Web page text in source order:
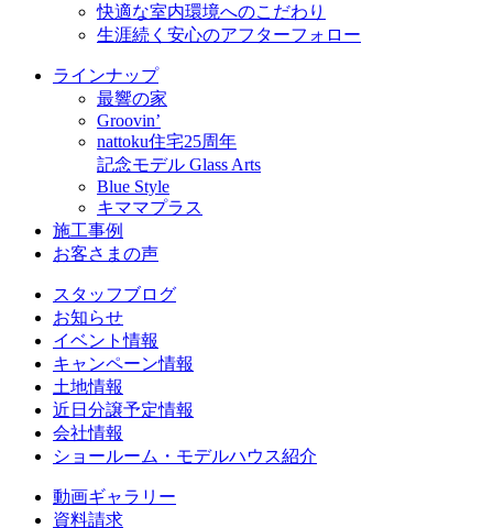
快適な室内環境へのこだわり
生涯続く安心のアフターフォロー
ラインナップ
最響の家
Groovin’
nattoku住宅25周年
記念モデル Glass Arts
Blue Style
キママプラス
施工事例
お客さまの声
スタッフブログ
お知らせ
イベント情報
キャンペーン情報
土地情報
近日分譲予定情報
会社情報
ショールーム・モデルハウス紹介
動画ギャラリー
資料請求